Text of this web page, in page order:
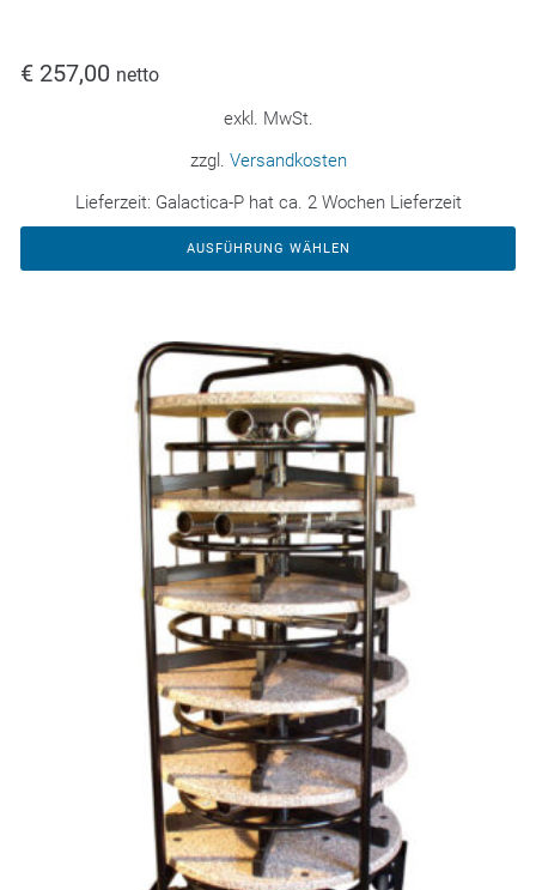
€ 257,00 netto
exkl. MwSt.
zzgl. Versandkosten
Lieferzeit: Galactica-P hat ca. 2 Wochen Lieferzeit
AUSFÜHRUNG WÄHLEN